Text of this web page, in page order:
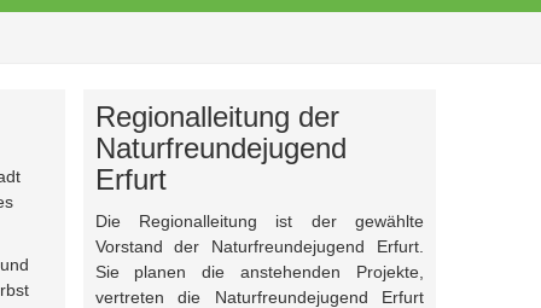
Regionalleitung der
Naturfreundejugend
Erfurt
Die Regionalleitung ist der gewählte
Vorstand der Naturfreundejugend Erfurt.
Sie planen die anstehenden Projekte,
vertreten die Naturfreundejugend Erfurt